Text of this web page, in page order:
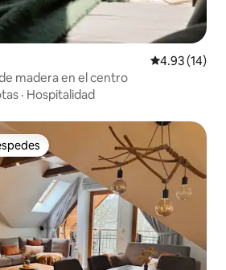
Calificación
4.93 (14)
madera en el centro
· Hospitalidad
entre huéspedes